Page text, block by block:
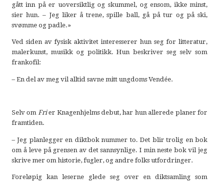
gått inn på er uoversiktlig og skummel, og ensom, ikke minst,
sier hun. – Jeg liker å trene, spille ball, gå på tur og på ski,
svømme og padle.»
Ved siden av fysisk aktivitet interesserer hun seg for litteratur,
malerkunst, musikk og politikk. Hun beskriver seg selv som
frankofil:
– En del av meg vil alltid savne mitt ungdoms Vendée.
Selv om Frier Knagenhjelms debut, har hun allerede planer for
framtiden.
– Jeg planlegger en diktbok nummer to. Det blir trolig en bok
om å leve på grensen av det sannsynlige. I min neste bok vil jeg
skrive mer om historie, fugler, og andre folks utfordringer.
Foreløpig kan leserne glede seg over en diktsamling som